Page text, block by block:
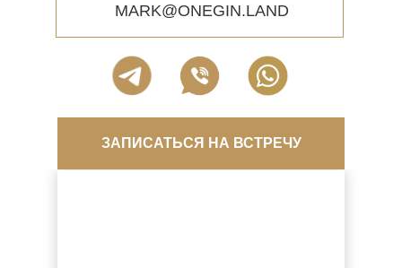
MARK@ONEGIN.LAND
ЗАПИСАТЬСЯ НА ВСТРЕЧУ